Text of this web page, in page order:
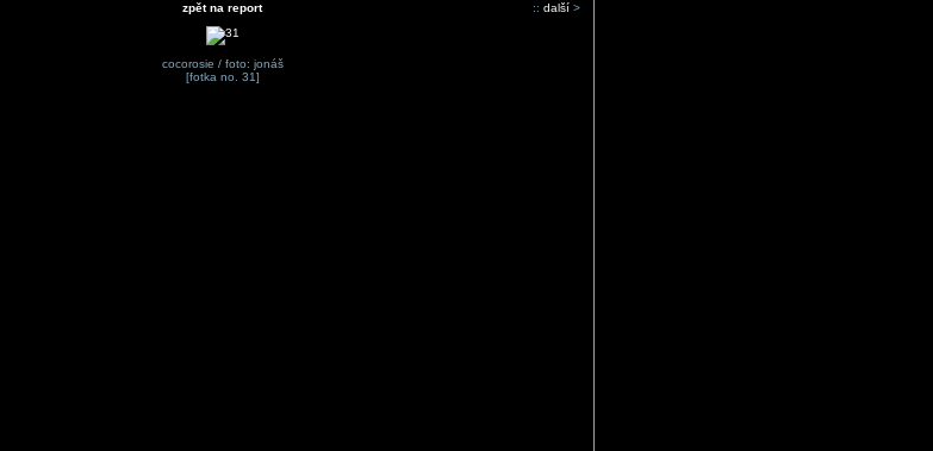
zpět na report :: další>
cocorosie / foto: jonáš
[fotka no. 31]